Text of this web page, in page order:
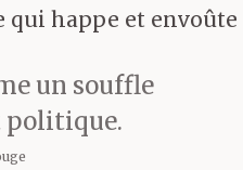
qui happe et envoûte
un souffle
politique.